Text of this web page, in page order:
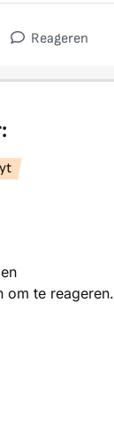
Reageren
om te reageren.